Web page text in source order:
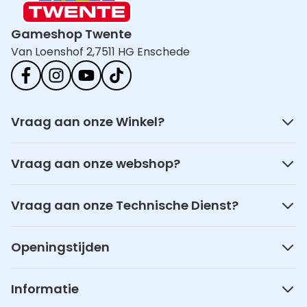
Mobiel netwerken:
Generatie mobiel internet: 5G
Duale SIM support: Nee
4G standaard: LTE-TDD & LTE-FDD
SIM card type: MiniSIM
Verbindingsmogelijkheden:
Aantal Ethernet LAN (RJ-45)-poorten: 2
USB-poort: Nee
USB oplaadpoort: Nee
Geheugenkaart slot(s): Nee
Aansluiting voor netstroomadapter: Ja
Beheerfuncties:
Web-gebaseerd management: Ja
Bandbreedteregeling: Ja
Gameshop Twente
Van Loenshof 2,7511 HG Enschede
Vraag aan onze Winkel?
Vraag aan onze webshop?
Vraag aan onze Technische Dienst?
Openingstijden
Informatie